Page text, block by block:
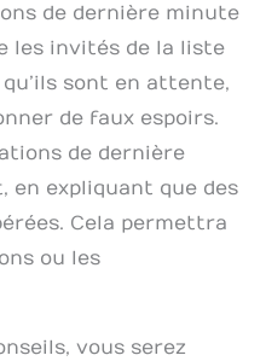
de dernière minute
les invités de la liste
sont en attente,
de faux espoirs.
de dernière
en expliquant que des
Cela permettra
ou les
vous serez